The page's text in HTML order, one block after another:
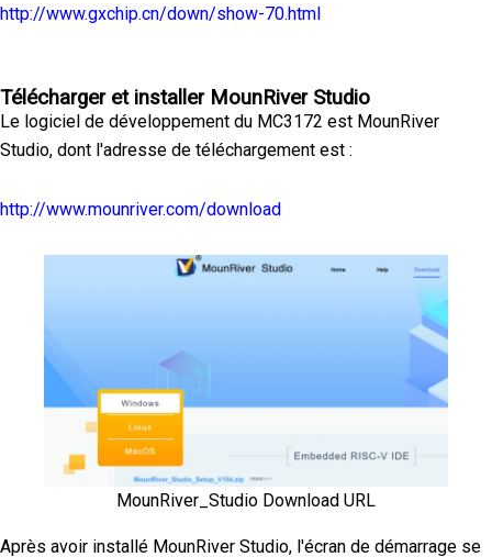
http://www.gxchip.cn/down/show-70.html
Télécharger et installer MounRiver Studio
Le logiciel de développement du MC3172 est MounRiver
Studio, dont l'adresse de téléchargement est :
http://www.mounriver.com/download
MounRiver_Studio Download URL
Après avoir installé MounRiver Studio, l'écran de démarrage se